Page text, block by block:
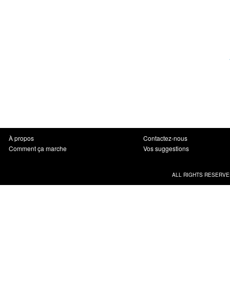
À propos
Comment ça marche
Contactez-nous
Vos suggestions
ALL RIGHTS